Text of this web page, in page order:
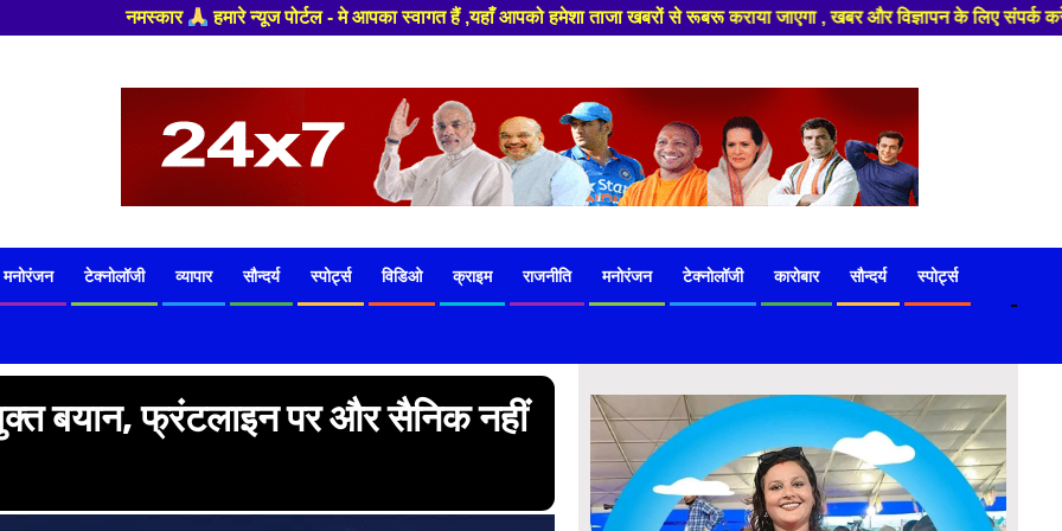
- मे आपका स्वागत हैं ,यहाँ आपको हमेशा ताजा खबरों से रूबरू कराया जाएगा , खबर और विज्ञापन के लिए संपर्क करे +91 97541 60816 ,हमारे यूट्यूब
मनोरंजन टेक्नोलॉजी व्यापार सौन्दर्य स्पोर्ट्स विडिओ क्राइम राजनीति मनोरंजन टेक्नोलॉजी कारोबार सौन्दर्य स्पोर्ट्स
-
बयान, फ्रंटलाइन पर और सैनिक नहीं